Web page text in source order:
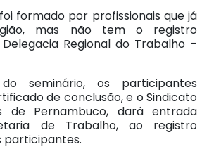
formado por profissionais que já
mas não tem o registro
Regional do Trabalho –
seminário, os participantes
de conclusão, e o Sindicato
de Pernambuco, dará entrada
de Trabalho, ao registro
participantes.